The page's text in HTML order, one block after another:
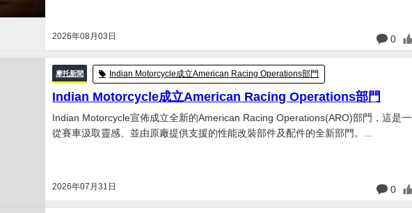
2026年08月03日 0
摩托新聞 Indian Motorcycle成立American Racing Operations部門
Indian Motorcycle成立American Racing Operations部門
2026年07月31日
Indian Motorcycle宣佈成立全新的American Racing Operations(ARO)部門，這是
從賽車汲取靈感、並由原廠提供支援的性能改裝部件及配件的全新部門。...
0